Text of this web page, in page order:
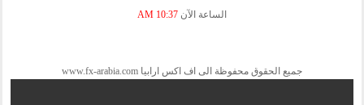
الساعة الآن 10:37 AM
جميع الحقوق محفوظة الى اف اكس ارابيا www.fx-arabia.com